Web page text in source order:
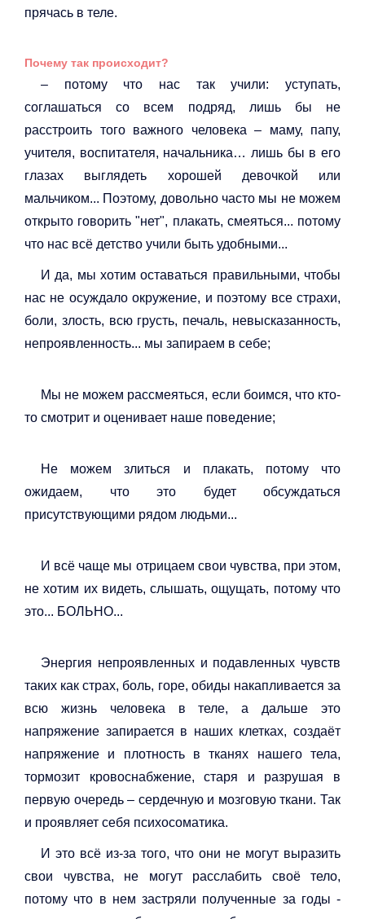
прячась в теле.
Почему так происходит?
– потому что нас так учили: уступать,
соглашаться со всем подряд, лишь бы не
расстроить того важного человека – маму, папу,
учителя, воспитателя, начальника… лишь бы в его
глазах выглядеть хорошей девочкой или
мальчиком... Поэтому, довольно часто мы не можем
открыто говорить "нет", плакать, смеяться... потому
что нас всё детство учили быть удобными...
И да, мы хотим оставаться правильными, чтобы
нас не осуждало окружение, и поэтому все страхи,
боли, злость, всю грусть, печаль, невысказанность,
непроявленность... мы запираем в себе;
Мы не можем рассмеяться, если боимся, что кто-
то смотрит и оценивает наше поведение;
Не можем злиться и плакать, потому что
ожидаем, что это будет обсуждаться
присутствующими рядом людьми...
И всё чаще мы отрицаем свои чувства, при этом,
не хотим их видеть, слышать, ощущать, потому что
это... БОЛЬНО...
Энергия непроявленных и подавленных чувств
таких как страх, боль, горе, обиды накапливается за
всю жизнь человека в теле, а дальше это
напряжение запирается в наших клетках, создаёт
напряжение и плотность в тканях нашего тела,
тормозит кровоснабжение, старя и разрушая в
первую очередь – сердечную и мозговую ткани. Так
и проявляет себя психосоматика.
И это всё из-за того, что они не могут выразить
свои чувства, не могут расслабить своё тело,
потому что в нем застряли полученные за годы -